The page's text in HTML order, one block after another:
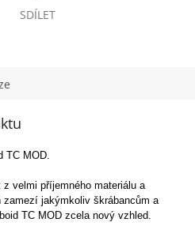
SDÍLET
TC MOD.
velmi příjemného materiálu a
jakýmkoliv škrábancům a
TC MOD zcela nový vzhled.